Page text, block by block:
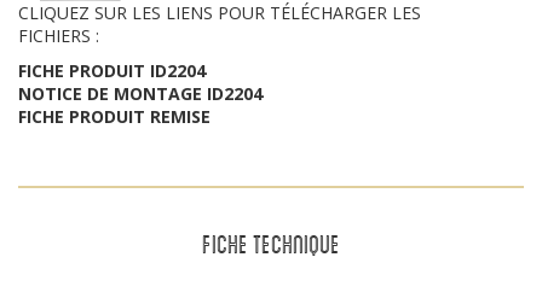
CLIQUEZ SUR LES LIENS POUR TÉLÉCHARGER LES
FICHIERS :
FICHE PRODUIT ID2204
NOTICE DE MONTAGE ID2204
FICHE PRODUIT REMISE
FICHE TECHNIQUE